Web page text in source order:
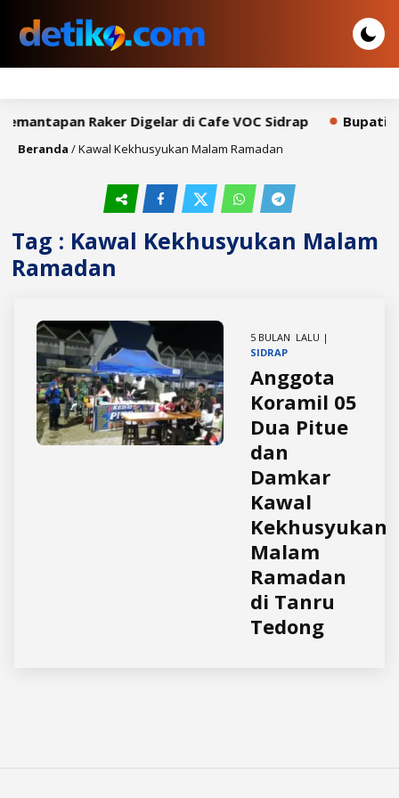
Raker Digelar di Cafe VOC Sidrap Bupati
Beranda /Kawal Kekhusyukan Malam Ramadan
Tag : Kawal Kekhusyukan Malam
Ramadan
5 BULAN LALU |
SIDRAP
Anggota
Koramil 05
Dua Pitue
dan
Damkar
Kawal
Kekhusyukan
Malam
Ramadan
di Tanru
Tedong